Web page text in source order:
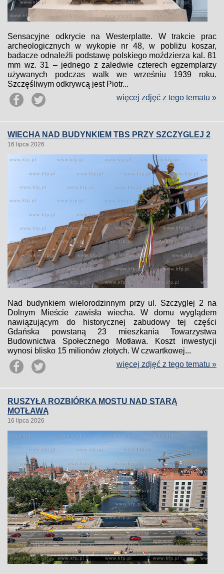
Sensacyjne odkrycie na Westerplatte. W trakcie prac
archeologicznych w wykopie nr 48, w pobliżu koszar,
badacze odnaleźli podstawę polskiego moździerza kal. 81
mm wz. 31 – jednego z zaledwie czterech egzemplarzy
używanych podczas walk we wrześniu 1939 roku.
Szczęśliwym odkrywcą jest Piotr...
więcej zdjęć z tego tematu »
WIECHA NAD BUDYNKIEM TBS PRZY SZCZYGLEJ 2
16 lipca 2026
Nad budynkiem wielorodzinnym przy ul. Szczyglej 2 na
Dolnym Mieście zawisła wiecha. W domu wyglądem
nawiązującym do historycznej zabudowy tej części
Gdańska powstaną 23 mieszkania Towarzystwa
Budownictwa Społecznego Motława. Koszt inwestycji
wynosi blisko 15 milionów złotych. W czwartkowej...
więcej zdjęć z tego tematu »
RUSZYŁA ROZBIÓRKA MOSTU NAD STARĄ
MOTŁAWĄ
16 lipca 2026